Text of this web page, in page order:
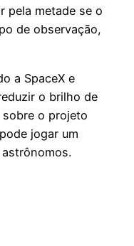
pela metade se o
de observação,
a SpaceX e
o brilho de
sobre o projeto
jogar um